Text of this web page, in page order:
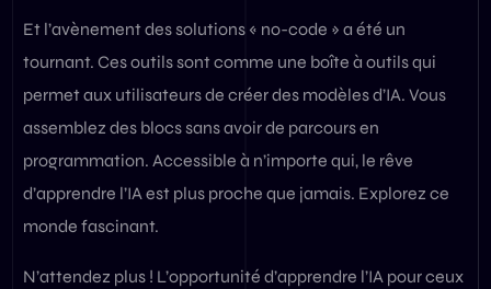
Et l’avènement des solutions « no-code » a été un
tournant. Ces outils sont comme une boîte à outils qui
permet aux utilisateurs de créer des modèles d’IA. Vous
assemblez des blocs sans avoir de parcours en
programmation. Accessible à n’importe qui, le rêve
d’apprendre l’IA est plus proche que jamais. Explorez ce
monde fascinant.
N’attendez plus ! L’opportunité d’apprendre l’IA pour ceux